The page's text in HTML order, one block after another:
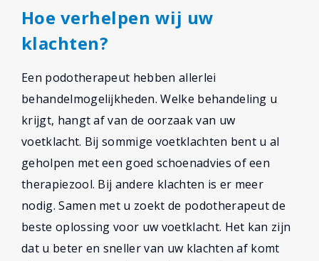
Hoe verhelpen wij uw
klachten?
Een podotherapeut hebben allerlei
behandelmogelijkheden. Welke behandeling u
krijgt, hangt af van de oorzaak van uw
voetklacht. Bij sommige voetklachten bent u al
geholpen met een goed schoenadvies of een
therapiezool. Bij andere klachten is er meer
nodig. Samen met u zoekt de podotherapeut de
beste oplossing voor uw voetklacht. Het kan zijn
dat u beter en sneller van uw klachten af komt